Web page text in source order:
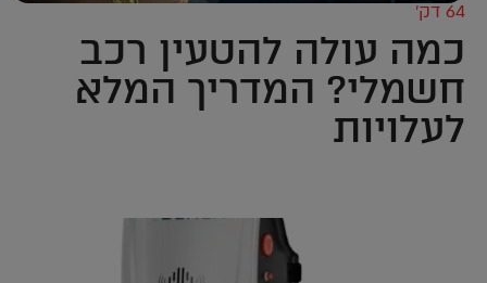
64 דק’
כמה עולה להטעין רכב
חשמלי? המדריך המלא
לעלויות